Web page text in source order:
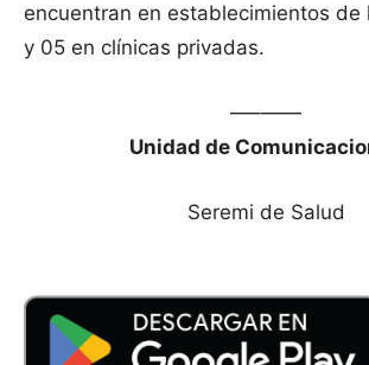
encuentran en establecimientos de
y 05 en clínicas privadas.
—–——
Unidad de
Seremi de Salud